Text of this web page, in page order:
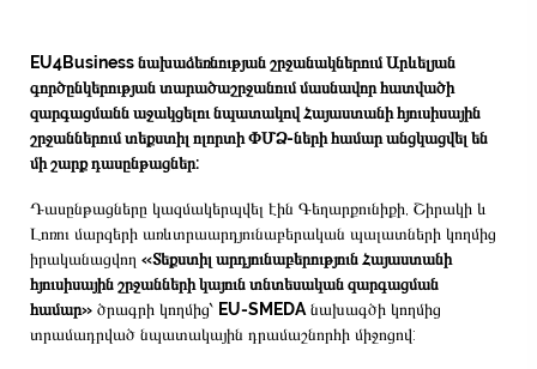
EU4Business նախաձեռնության շրջանակներում Արևելյան
գործընկերության տարածաշրջանում մասնավոր հատվածի
զարգացմանն աջակցելու նպատակով Հայաստանի հյուսիսային
շրջաններում տեքստիլ ոլորտի ՓՄՁ-ների համար անցկացվել են
մի շարք դասընթացներ:
Դասընթացները կազմակերպվել էին Գեղարքունիքի, Շիրակի և
Լոռու մարզերի առևտրաարդյունաբերական պալատների կողմից
իրականացվող «Տեքստիլ արդյունաբերություն Հայաստանի
հյուսիսային շրջանների կայուն տնտեսական զարգացման
համար» ծրագրի կողմից՝ EU-SMEDAնախագծի կողմից
տրամադրված նպատակային դրամաշնորհի միջոցով: